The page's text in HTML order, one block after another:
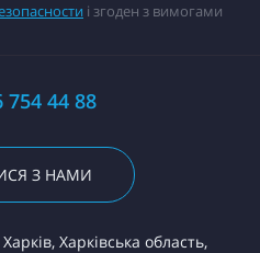
і згоден з вимогами
754 44 88
З НАМИ
Харківська область,